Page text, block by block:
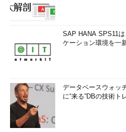
SAP HANA SPS11
ケーション環境を一
データベースウォッ
に“来る”DBの技術ト